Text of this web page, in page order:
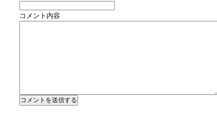
コメント内容